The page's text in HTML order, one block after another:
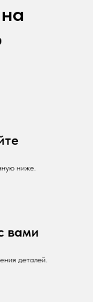
ниже.
вами
деталей.